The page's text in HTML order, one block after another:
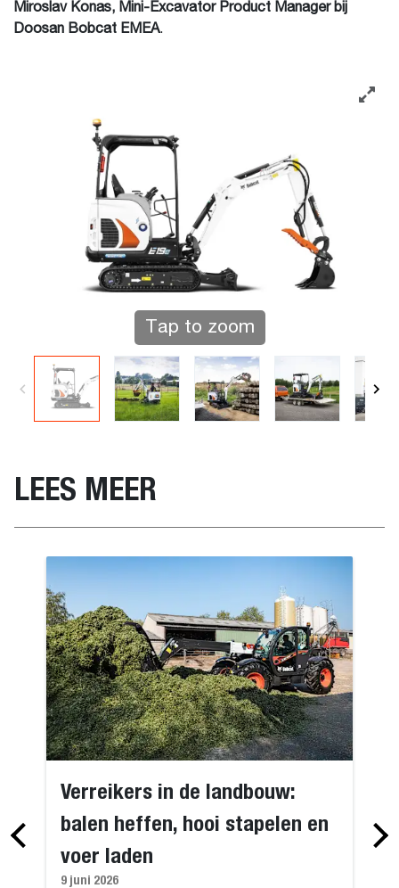
Miroslav Konas, Mini-Excavator Product Manager bij
Doosan Bobcat EMEA.
Tap to zoom
LEES MEER
Verreikers in de landbouw:
balen heffen, hooi stapelen en
voer laden
9 juni 2026